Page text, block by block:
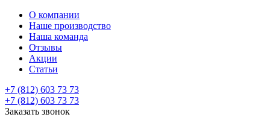
О компании
Наше производство
Наша команда
Отзывы
Акции
Статьи
+7 (812) 603 73 73
+7 (812) 603 73 73
Заказать звонок